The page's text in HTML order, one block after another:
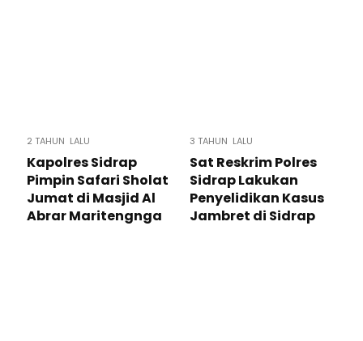
2 TAHUN LALU
Kapolres Sidrap
Pimpin Safari Sholat
Jumat di Masjid Al
Abrar Maritengnga
3 TAHUN LALU
Sat Reskrim Polres
Sidrap Lakukan
Penyelidikan Kasus
Jambret di Sidrap